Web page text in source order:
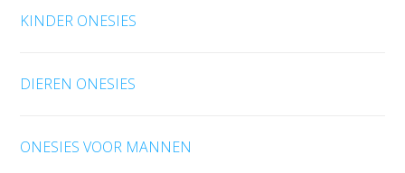
KINDER ONESIES
DIEREN ONESIES
ONESIES VOOR MANNEN